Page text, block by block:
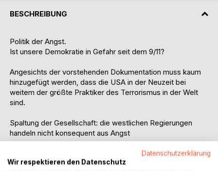
BESCHREIBUNG
Politik der Angst.
Ist unsere Demokratie in Gefahr seit dem 9/11?
Angesichts der vorstehenden Dokumentation muss kaum
hinzugefügt werden, dass die USA in der Neuzeit bei
weitem der größte Praktiker des Terrorismus in der Welt
sind.
Spaltung der Gesellschaft: die westlichen Regierungen
handeln nicht konsequent aus Angst
"Nun, natürlich, das Volk will keinen Krieg [...] Aber
schliesslich sind es die Führer eines Landes, die die Politik
Datenschutzerklärung
Wir respektieren den Datenschutz